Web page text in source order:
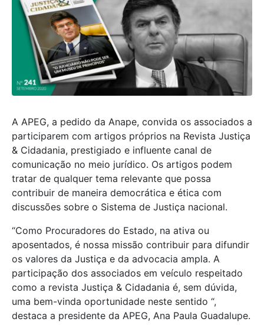
A APEG, a pedido da Anape, convida os associados a
participarem com artigos próprios na Revista Justiça
& Cidadania, prestigiado e influente canal de
comunicação no meio jurídico. Os artigos podem
tratar de qualquer tema relevante que possa
contribuir de maneira democrática e ética com
discussões sobre o Sistema de Justiça nacional.
“Como Procuradores do Estado, na ativa ou
aposentados, é nossa missão contribuir para difundir
os valores da Justiça e da advocacia ampla. A
participação dos associados em veículo respeitado
como a revista Justiça & Cidadania é, sem dúvida,
uma bem-vinda oportunidade neste sentido “,
destaca a presidente da APEG, Ana Paula Guadalupe.